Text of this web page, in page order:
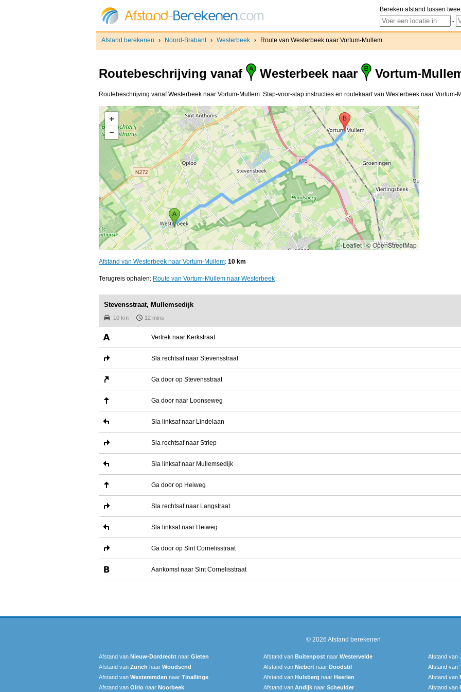
Bereken afstand tussen
-
Afstand berekenen › Noord-Brabant › Westerbeek › Route van Westerbeek naar Vortum-Mullem
Routebeschrijving vanaf Westerbeek naar Vortum-
Routebeschrijving vanaf Westerbeek naar Vortum-Mullem. Stap-voor-stap instructies en routekaart van Westerbeek naar Vortum-
Leaflet|© OpenStreetMap
Afstand van Westerbeek naar Vortum-Mullem: 10 km
Terugreis ophalen: Route van Vortum-Mullem naar Westerbeek
Stevensstraat, Mullemsedijk
10 km 12 mins
Vertrek naar Kerkstraat
Sla rechtsaf naar Stevensstraat
Ga door op Stevensstraat
Ga door naar Loonseweg
Sla linksaf naar Lindelaan
Sla rechtsaf naar Striep
Sla linksaf naar Mullemsedijk
Ga door op Heiweg
Sla rechtsaf naar Langstraat
Sla linksaf naar Heiweg
Ga door op Sint Cornelisstraat
Aankomst naar Sint Cornelisstraat
© 2026 Afstand berekenen
Afstand van Nieuw-Dordrecht naar Gieten Afstand van Buitenpost naar Westervelde Afstand van
Afstand van Zurich naar Woudsend Afstand van Niebert naar Doodstil Afstand van
Afstand van Westeremden naar Tinallinge Afstand van Hulsberg naar Heerlen Afstand van
Afstand van Oirlo naar Noorbeek Afstand van Andijk naar Scheulder Afstand van